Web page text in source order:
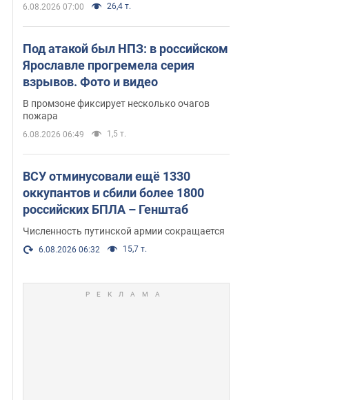
6.08.2026 07:00 26,4 т.
Под атакой был НПЗ: в российском
Ярославле прогремела серия
взрывов. Фото и видео
В промзоне фиксирует несколько очагов
пожара
6.08.2026 06:49 1,5 т.
ВСУ отминусовали ещё 1330
оккупантов и сбили более 1800
российских БПЛА – Генштаб
Численность путинской армии сокращается
6.08.2026 06:32 15,7 т.